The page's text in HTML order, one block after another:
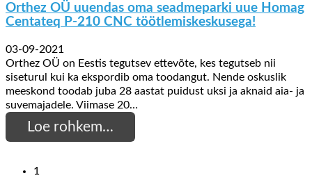
Orthez OÜ uuendas oma seadmeparki uue Homag
Centateq P-210 CNC töötlemiskeskusega!
03-09-2021
Orthez OÜ on Eestis tegutsev ettevõte, kes tegutseb nii
siseturul kui ka ekspordib oma toodangut. Nende oskuslik
meeskond toodab juba 28 aastat puidust uksi ja aknaid aia- ja
suvemajadele. Viimase 20…
Loe rohkem…
1